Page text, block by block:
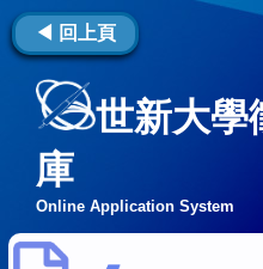
◀ 回上頁
世新大學
庫
Online Application System